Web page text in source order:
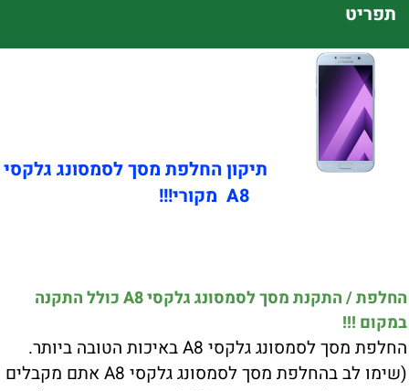
תפריט
תיקון החלפת מסך לסמסונג גלקסי
A8 מקורי!!!
החלפת / התקנת מסך לסמסונג גלקסי A8 כולל התקנה
במקום !!!
החלפת מסך לסמסונג גלקסי A8 באיכות הטובה ביותר.
(שימו לב בהחלפת מסך לסמסונג גלקסי A8 אתם מקבלים